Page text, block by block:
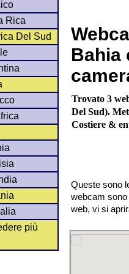
Rica
Del Sud
più
Bahia
Trovato 3
Del Sud).
Costiere &
Queste sono
webcam sono
web, vi si